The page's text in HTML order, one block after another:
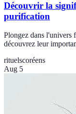
Découvrir la
purification
Plongez dans l'univers
découvrez leur
rituelscoréens
Aug 5